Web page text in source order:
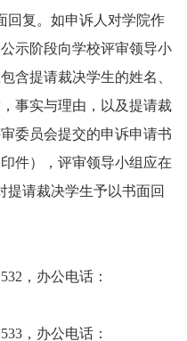
回复。如申诉人对学院作
示阶段向学校评审领导小
含提请裁决学生的姓名、
事实与理由，以及提请裁
委员会提交的申诉申请书
件），评审领导小组应在
提请裁决学生予以书面回
，办公电话：
，办公电话：